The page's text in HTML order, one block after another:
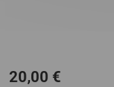
20,00 €